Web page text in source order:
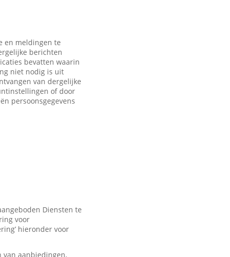
en meldingen te
berichten
bevatten waarin
niet nodig is uit
van dergelijke
of door
persoonsgegevens
Diensten te
voor
hieronder voor
van aanbiedingen,